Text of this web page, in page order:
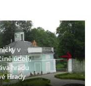
v
údolí,
hradu
Hrady